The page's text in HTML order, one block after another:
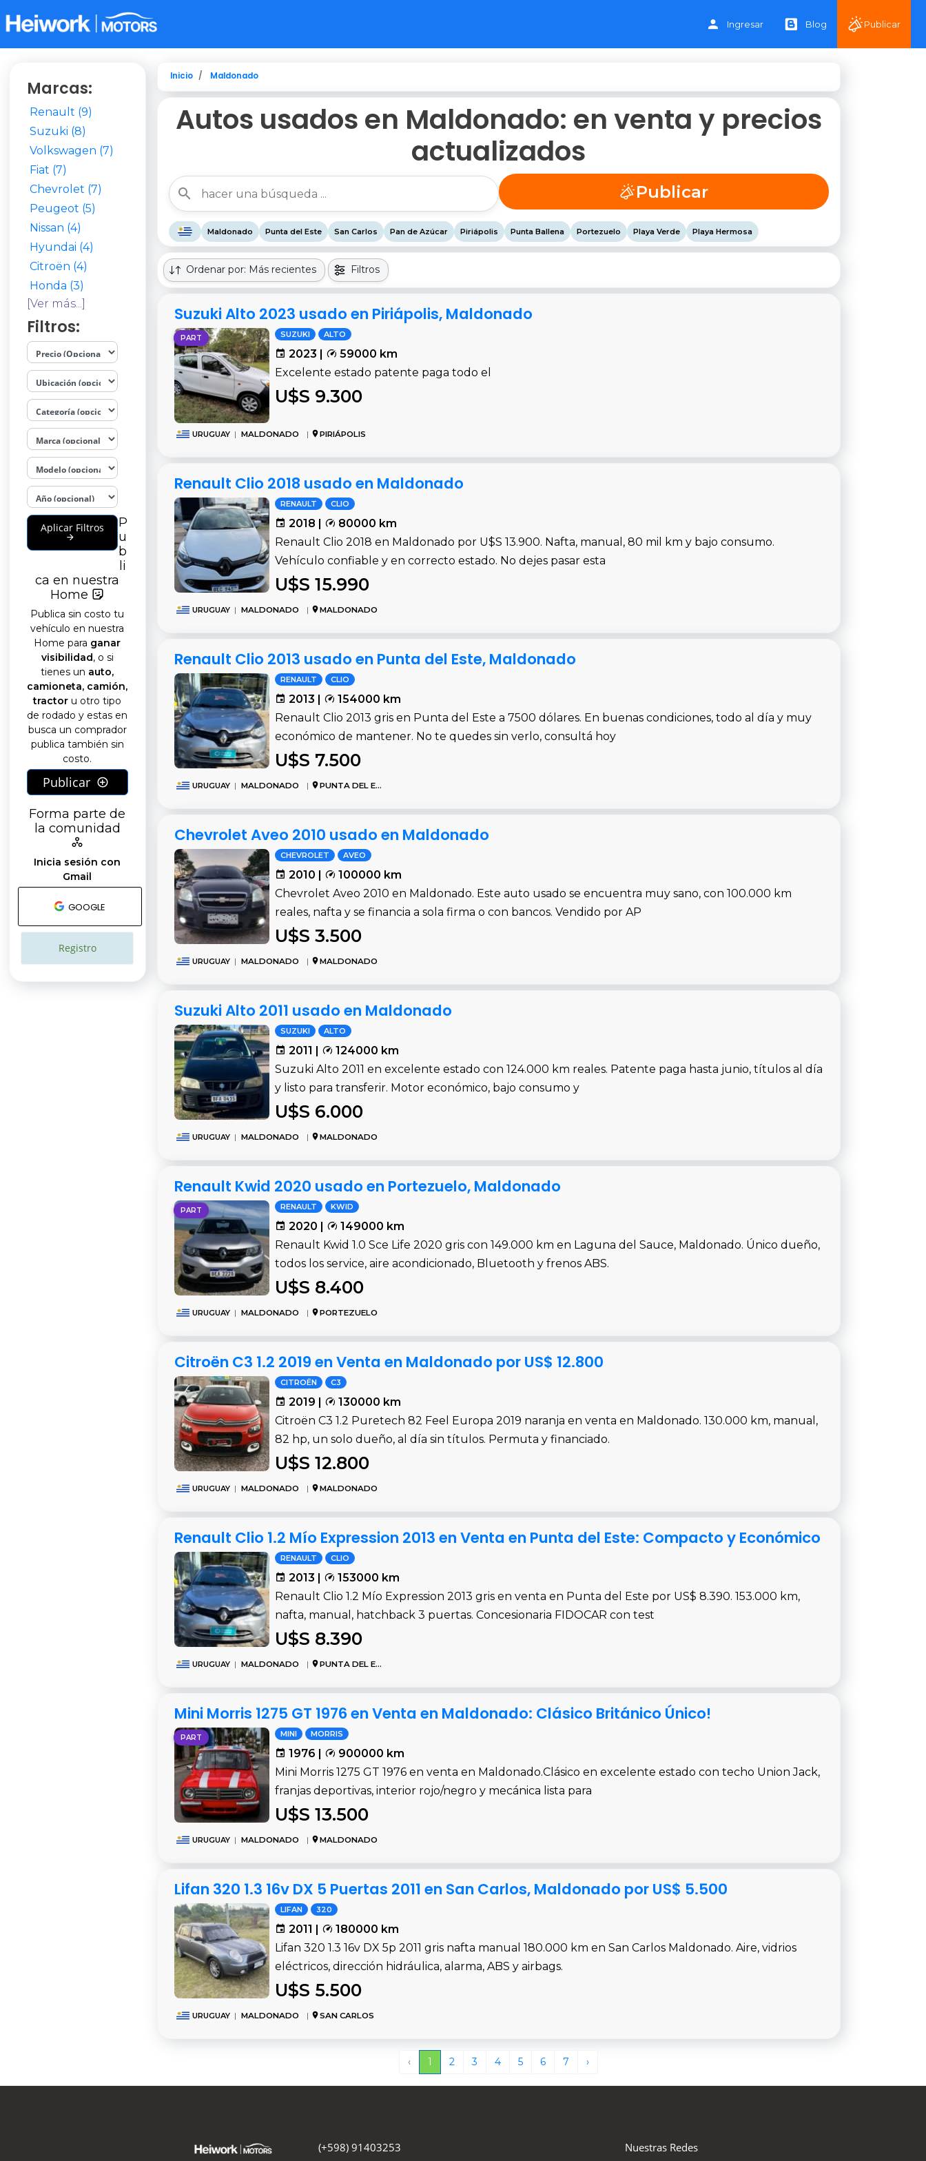
Ingresar Blog Publicar
Marcas:
Renault (9)
Suzuki (8)
Volkswagen (7)
Fiat (7)
Chevrolet (7)
Peugeot (5)
Nissan (4)
Hyundai (4)
Citroën (4)
Honda (3)
[Ver más...]
Filtros:
P
u
b
li
ca en nuestra
Home
Publica sin costo tu
vehículo en nuestra
Home para ganar
visibilidad, o si
tienes un auto,
camioneta, camión,
tractor u otro tipo
de rodado y estas en
busca un comprador
publica también sin
costo.
Publicar
Forma parte de
la comunidad
Inicia sesión con
Gmail
GOOGLE
Registro
Inicio Maldonado
Autos usados en Maldonado: en venta y precios
actualizados
Publicar
Maldonado Punta del Este San Carlos Pan de Azúcar Piriápolis Punta Ballena Portezuelo Playa Verde Playa Hermosa
Ordenar por: Más recientes Filtros
Suzuki Alto 2023 usado en Piriápolis, Maldonado
PART SUZUKI ALTO
2023 |
59000 km
Excelente estado patente paga todo el
U$S 9.300
URUGUAY | MALDONADO | PIRIÁPOLIS
Renault Clio 2018 usado en Maldonado
RENAULT CLIO
2018 |
80000 km
Renault Clio 2018 en Maldonado por U$S 13.900. Nafta, manual, 80 mil km y bajo consumo.
Vehículo confiable y en correcto estado. No dejes pasar esta
U$S 15.990
URUGUAY | MALDONADO | MALDONADO
Renault Clio 2013 usado en Punta del Este, Maldonado
RENAULT CLIO
2013 |
154000 km
Renault Clio 2013 gris en Punta del Este a 7500 dólares. En buenas condiciones, todo al día y muy
económico de mantener. No te quedes sin verlo, consultá hoy
U$S 7.500
URUGUAY | MALDONADO | PUNTA DEL ESTE
Chevrolet Aveo 2010 usado en Maldonado
CHEVROLET AVEO
2010 |
100000 km
Chevrolet Aveo 2010 en Maldonado. Este auto usado se encuentra muy sano, con 100.000 km
reales, nafta y se financia a sola firma o con bancos. Vendido por AP
U$S 3.500
URUGUAY | MALDONADO | MALDONADO
Suzuki Alto 2011 usado en Maldonado
SUZUKI ALTO
2011 |
124000 km
Suzuki Alto 2011 en excelente estado con 124.000 km reales. Patente paga hasta junio, títulos al día
y listo para transferir. Motor económico, bajo consumo y
U$S 6.000
URUGUAY | MALDONADO | MALDONADO
Renault Kwid 2020 usado en Portezuelo, Maldonado
PART RENAULT KWID
2020 |
149000 km
Renault Kwid 1.0 Sce Life 2020 gris con 149.000 km en Laguna del Sauce, Maldonado. Único dueño,
todos los service, aire acondicionado, Bluetooth y frenos ABS.
U$S 8.400
URUGUAY | MALDONADO | PORTEZUELO
Citroën C3 1.2 2019 en Venta en Maldonado por US$ 12.800
CITROËN C3
2019 |
130000 km
Citroën C3 1.2 Puretech 82 Feel Europa 2019 naranja en venta en Maldonado. 130.000 km, manual,
82 hp, un solo dueño, al día sin títulos. Permuta y financiado.
U$S 12.800
URUGUAY | MALDONADO | MALDONADO
Renault Clio 1.2 Mío Expression 2013 en Venta en Punta del Este: Compacto y Económico
RENAULT CLIO
2013 |
153000 km
Renault Clio 1.2 Mío Expression 2013 gris en venta en Punta del Este por US$ 8.390. 153.000 km,
nafta, manual, hatchback 3 puertas. Concesionaria FIDOCAR con test
U$S 8.390
URUGUAY | MALDONADO | PUNTA DEL ESTE
Mini Morris 1275 GT 1976 en Venta en Maldonado: Clásico Británico Único!
PART MINI MORRIS
1976 |
900000 km
Mini Morris 1275 GT 1976 en venta en Maldonado.Clásico en excelente estado con techo Union Jack,
franjas deportivas, interior rojo/negro y mecánica lista para
U$S 13.500
URUGUAY | MALDONADO | MALDONADO
Lifan 320 1.3 16v DX 5 Puertas 2011 en San Carlos, Maldonado por US$ 5.500
LIFAN 320
2011 |
180000 km
Lifan 320 1.3 16v DX 5p 2011 gris nafta manual 180.000 km en San Carlos Maldonado. Aire, vidrios
eléctricos, dirección hidráulica, alarma, ABS y airbags.
U$S 5.500
URUGUAY | MALDONADO | SAN CARLOS
‹ 1 2 3 4 5 6 7 ›
(+598) 91403253 Nuestras Redes